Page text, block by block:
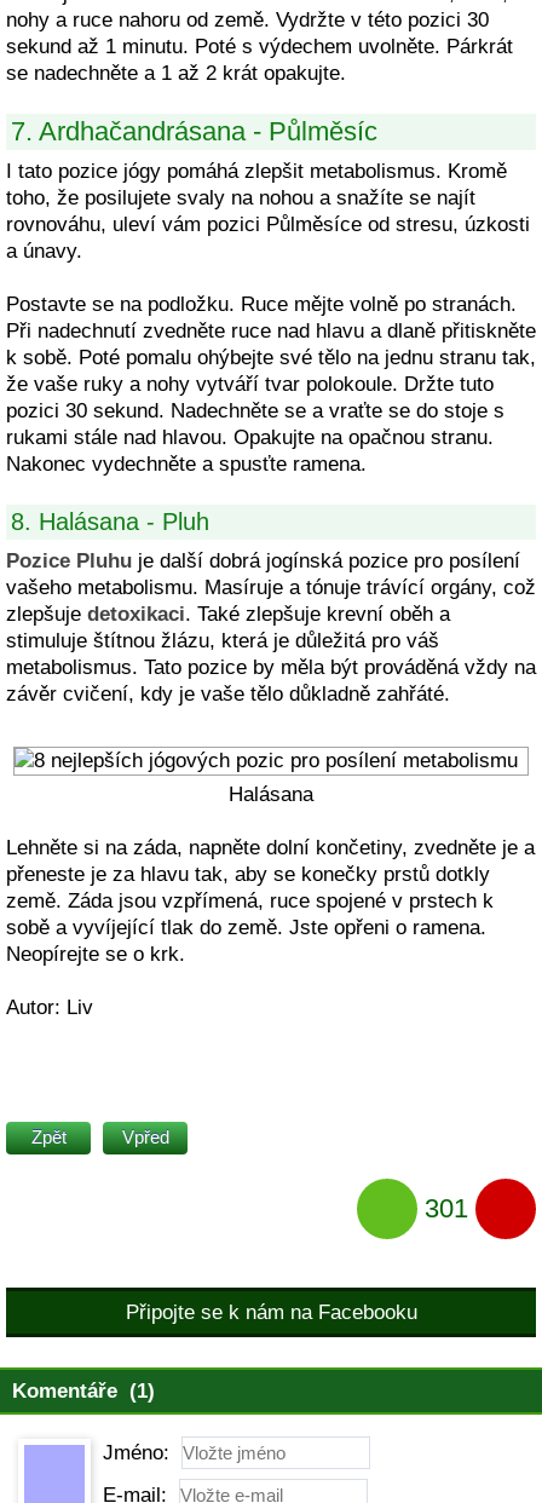
nohy a ruce nahoru od země. Vydržte v této pozici 30
sekund až 1 minutu. Poté s výdechem uvolněte. Párkrát
se nadechněte a 1 až 2 krát opakujte.
7. Ardhačandrásana - Půlměsíc
I tato pozice jógy pomáhá zlepšit metabolismus. Kromě
toho, že posilujete svaly na nohou a snažíte se najít
rovnováhu, uleví vám pozici Půlměsíce od stresu, úzkosti
a únavy.
Postavte se na podložku. Ruce mějte volně po stranách.
Při nadechnutí zvedněte ruce nad hlavu a dlaně přitiskněte
k sobě. Poté pomalu ohýbejte své tělo na jednu stranu tak,
že vaše ruky a nohy vytváří tvar polokoule. Držte tuto
pozici 30 sekund. Nadechněte se a vraťte se do stoje s
rukami stále nad hlavou. Opakujte na opačnou stranu.
Nakonec vydechněte a spusťte ramena.
8. Halásana - Pluh
Pozice Pluhu je další dobrá jogínská pozice pro posílení
vašeho metabolismu. Masíruje a tónuje trávící orgány, což
zlepšuje detoxikaci. Také zlepšuje krevní oběh a
stimuluje štítnou žlázu, která je důležitá pro váš
metabolismus. Tato pozice by měla být prováděná vždy na
závěr cvičení, kdy je vaše tělo důkladně zahřáté.
Halásana
Lehněte si na záda, napněte dolní končetiny, zvedněte je a
přeneste je za hlavu tak, aby se konečky prstů dotkly
země. Záda jsou vzpřímená, ruce spojené v prstech k
sobě a vyvíjející tlak do země. Jste opřeni o ramena.
Neopírejte se o krk.
Autor: Liv
Zpět Vpřed
301
Připojte se k nám na Facebooku
Komentáře (1)
Jméno:
E-mail: